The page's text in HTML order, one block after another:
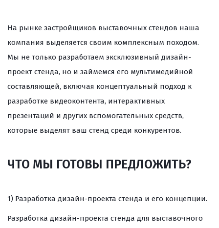
На рынке застройщиков выставочных стендов наша
компания выделяется своим комплексным походом.
Мы не только разработаем эксклюзивный дизайн-
проект стенда, но и займемся его мультимедийной
составляющей, включая концептуальный подход к
разработке видеоконтента, интерактивных
презентаций и других вспомогательных средств,
которые выделят ваш стенд среди конкурентов.
ЧТО МЫ ГОТОВЫ ПРЕДЛОЖИТЬ?
1) Разработка дизайн-проекта стенда и его концепции.
Разработка дизайн-проекта стенда для выставочного